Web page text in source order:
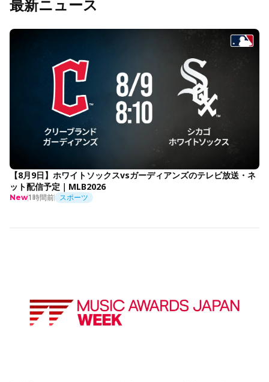
最新ニュース
【8月9日】ホワイトソックスvsガーディアンズのテレビ放送・ネ
ット配信予定｜MLB2026
New1時間前 スポーツ